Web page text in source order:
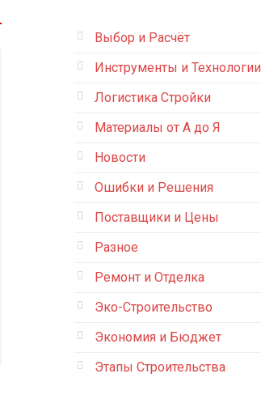
Выбор и Расчёт
Инструменты и Технологии
Логистика Стройки
Материалы от А до Я
Новости
Ошибки и Решения
Поставщики и Цены
Разное
Ремонт и Отделка
Эко-Строительство
Экономия и Бюджет
Этапы Строительства